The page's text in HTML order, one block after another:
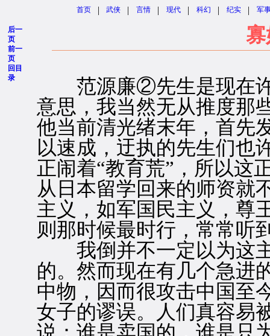
首页 | 武侠 | 言情 | 现代 | 科幻 | 纪实 | 军
后一
页
前一
页
回目
录
范源廉②先生是现在许
意思，我当然无从推度那
他当前清光绪末年，首先
以速成，迂执的先生们也
正闹着“教育荒”，所以这
从日本留学回来的师资就
主义，如军国民主义，尊
则那时候最时行，常常听
我倒并不一定以为这主
的。然而现在有几个急进
中物，因而很攻击中国至
女子的谬误。人们真容易